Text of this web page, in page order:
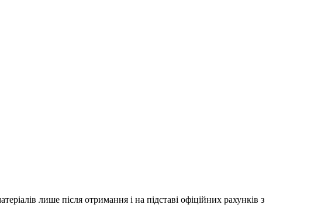
лише після отримання і на підставі офіційних рахунків з